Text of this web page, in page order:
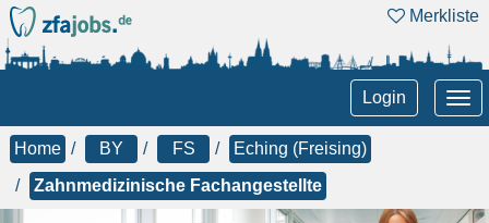
Merkliste
Login
Home BY FS
Eching (Freising)
Zahnmedizinische Fachangestellte